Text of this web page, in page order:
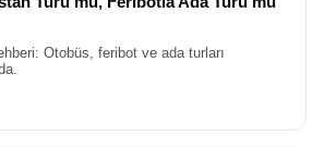
Otobüs, feribot ve ada turları